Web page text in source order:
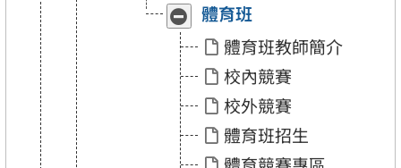
收
合
「體
班」
展
開
「體
班」
體育班
體育班教師簡介
校內競賽
校外競賽
體育班招生